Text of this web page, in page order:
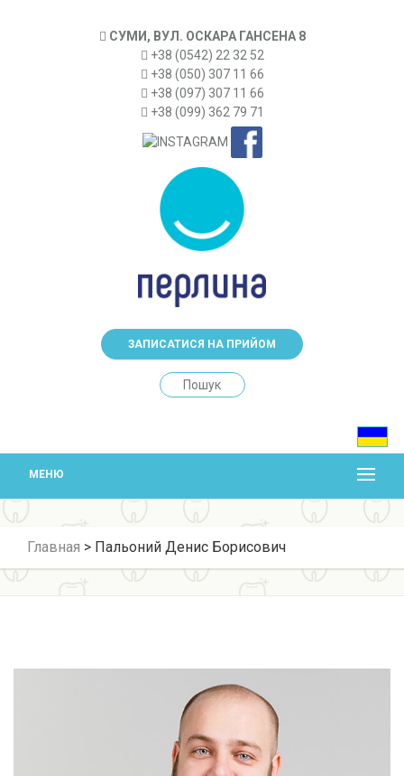
СУМИ, ВУЛ. ОСКАРА ГАНСЕНА 8
+38 (0542) 22 32 52
+38 (050) 307 11 66
+38 (097) 307 11 66
+38 (099) 362 79 71
ЗАПИСАТИСЯ НА ПРИЙОМ
Search
МЕНЮ
Главная > Пальоний Денис Борисович